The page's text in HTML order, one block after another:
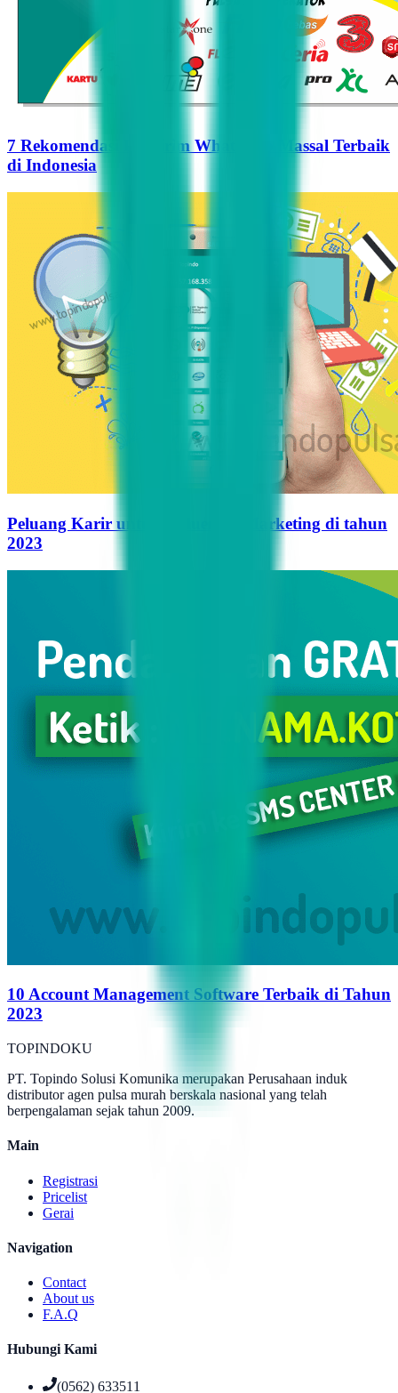
7 Rekomendasi Pengirim WhatsApp Massal Terbaik
di Indonesia
Peluang Karir untuk Influencer Marketing di tahun
2023
10 Account Management Software Terbaik di Tahun
2023
TOPINDOKU
PT. Topindo Solusi Komunika merupakan Perusahaan induk
distributor agen pulsa murah berskala nasional yang telah
berpengalaman sejak tahun 2009.
Main
Registrasi
Pricelist
Gerai
Navigation
Contact
About us
F.A.Q
Hubungi Kami
(0562) 633511